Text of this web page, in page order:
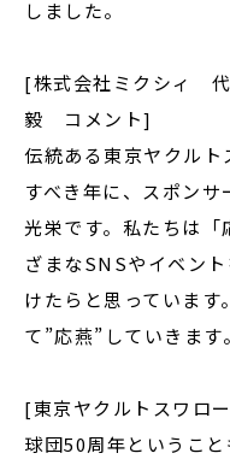
しました。
[株式会社ミクシィ
毅 コメント]
伝統ある東京ヤクル
すべき年に、スポン
光栄です。私たちは「
ざまなSNSやイベン
けたらと思っています
て”応燕”していきます。
[東京ヤクルトスワ
球団50周年というこ